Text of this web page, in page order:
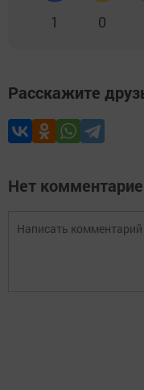
1 0
Расскажите
Нет